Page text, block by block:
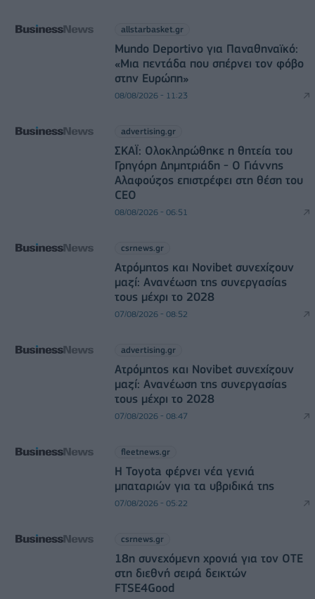
allstarbasket.gr
Mundo Deportivo για Παναθηναϊκό:
«Μια πεντάδα που σπέρνει τον φόβο
στην Ευρώπη»
08/08/2026 - 11:23
advertising.gr
ΣΚΑΪ: Ολοκληρώθηκε η θητεία του
Γρηγόρη Δημητριάδη - Ο Γιάννης
Αλαφούζος επιστρέφει στη θέση του
CEO
08/08/2026 - 06:51
csrnews.gr
Ατρόμητος και Novibet συνεχίζουν
μαζί: Ανανέωση της συνεργασίας
τους μέχρι το 2028
07/08/2026 - 08:52
advertising.gr
Ατρόμητος και Novibet συνεχίζουν
μαζί: Ανανέωση της συνεργασίας
τους μέχρι το 2028
07/08/2026 - 08:47
fleetnews.gr
Η Toyota φέρνει νέα γενιά
μπαταριών για τα υβριδικά της
07/08/2026 - 05:22
csrnews.gr
18η συνεχόμενη χρονιά για τον ΟΤΕ
στη διεθνή σειρά δεικτών
FTSE4Good